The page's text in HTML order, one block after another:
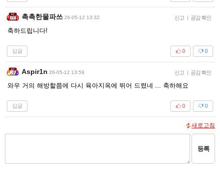
촉촉한물파쓰 26-05-12 13:32 신고 | 공감 확인
축하드립니다!
답글 0
0
Aspir1n 26-05-12 13:59 신고 | 공감 확인
와우 거의 해방할쯤에 다시 육아지옥에 뛰어 드렸네 ... 축하해요
답글 0
0
새로고침
등록